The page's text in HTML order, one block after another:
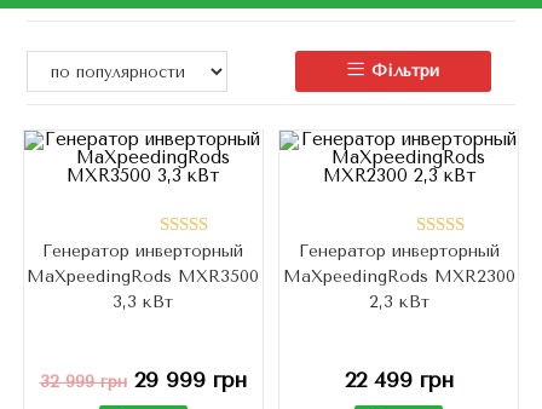
Фільтри
Оценка
4.76из 5
Генератор инверторный
MaXpeedingRods MXR3500
3,3 кВт
32 999грн 29 999грн
Оценка
5.00из 5
Генератор инверторный
MaXpeedingRods MXR2300
2,3 кВт
22 499грн